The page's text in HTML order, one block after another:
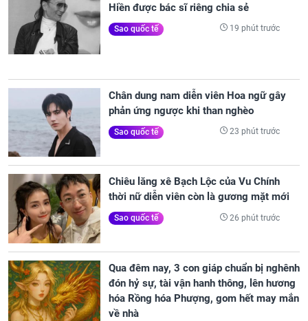
Hiền được bác sĩ riêng chia sẻ
Sao quốc tế 19 phút trước
Chân dung nam diễn viên Hoa ngữ gây
phản ứng ngược khi than nghèo
Sao quốc tế 23 phút trước
Chiêu lăng xê Bạch Lộc của Vu Chính
thời nữ diễn viên còn là gương mặt mới
Sao quốc tế 26 phút trước
Qua đêm nay, 3 con giáp chuẩn bị nghênh
đón hỷ sự, tài vận hanh thông, lên hương
hóa Rồng hóa Phượng, gom hết may mắn
về nhà